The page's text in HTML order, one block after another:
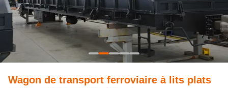
Wagon de transport ferroviaire à lits plats